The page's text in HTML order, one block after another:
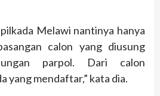
Melawi nantinya hanya
calon yang diusung
parpol. Dari calon
yang mendaftar,” kata dia.